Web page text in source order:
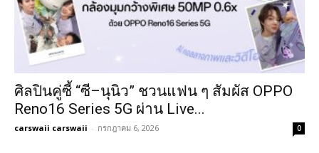
ศิลปินคู่ซี้ “ซี–นุนิว” ชวนแฟน ๆ สัมผัส OPPO
Reno16 Series 5G ผ่าน Live...
carswaii carswaii - กรกฎาคม 6, 2026 0